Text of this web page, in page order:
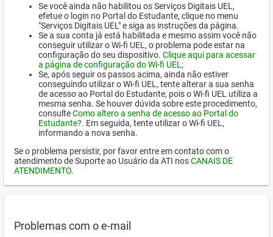
Se você ainda não habilitou os Serviços Digitais UEL,
efetue o login no Portal do Estudante, clique no menu
"Serviços Digitais UEL" e siga as instruções da página.
Se a sua conta já está habilitada e mesmo assim você não
conseguir utilizar o Wi-fi UEL, o problema pode estar na
configuração do seu dispositivo. Clique aqui para acessar
a página de configuração do Wi-fi UEL ;
Se, após seguir os passos acima, ainda não estiver
conseguindo utilizar o Wi-fi UEL, tente alterar a sua senha
de acesso ao Portal do Estudante, pois o Wi-fi UEL utiliza a
mesma senha. Se houver dúvida sobre este procedimento,
consulteComo altero a senha de acesso ao Portal do
Estudante?. Em seguida, tente utilizar o Wi-fi UEL,
informando a nova senha.
Se o problema persistir, por favor entre em contato com o
atendimento de Suporte ao Usuário da ATI nosCANAIS DE
ATENDIMENTO.
Problemas com o e-mail